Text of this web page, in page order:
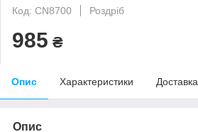
Код: CN8700
Роздріб
985 ₴
Опис Характеристики Доставка
Опис